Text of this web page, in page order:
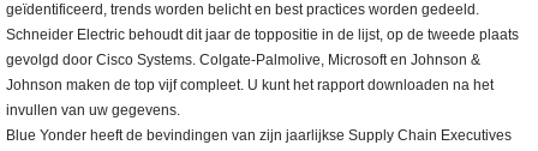
geïdentificeerd, trends worden belicht en best practices worden gedeeld.
Schneider Electric behoudt dit jaar de toppositie in de lijst, op de tweede plaats
gevolgd door Cisco Systems. Colgate-Palmolive, Microsoft en Johnson &
Johnson maken de top vijf compleet. U kunt het rapport downloaden na het
invullen van uw gegevens.
Blue Yonder heeft de bevindingen van zijn jaarlijkse Supply Chain Executives